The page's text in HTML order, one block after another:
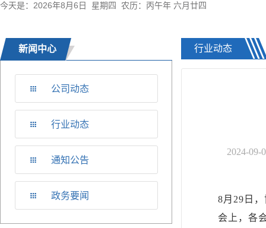
今天是：2026年8月6日 星期四 农历：丙午年 六月廿四
新闻中心
公司动态
行业动态
通知公告
政务要闻
行业动态
2024-09-
8月29日
会上，各